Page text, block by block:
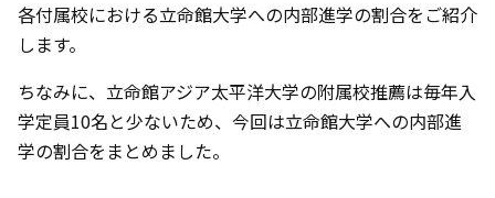
各付属校における立命館大学への内部進学の割合をご紹介
します。
ちなみに、立命館アジア太平洋大学の附属校推薦は毎年入
学定員10名と少ないため、今回は立命館大学への内部進
学の割合をまとめました。